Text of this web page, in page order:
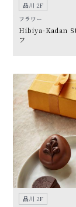
品川 2F
フラワー
Hibiya-Kadan
フ
品川 2F